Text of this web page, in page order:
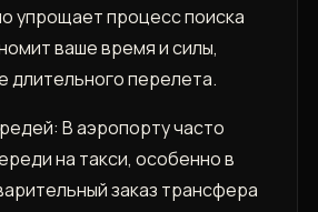
упрощает процесс поиска
ваше время и силы‚
длительного перелета.
В аэропорту часто
на такси‚ особенно в
заказ трансфера